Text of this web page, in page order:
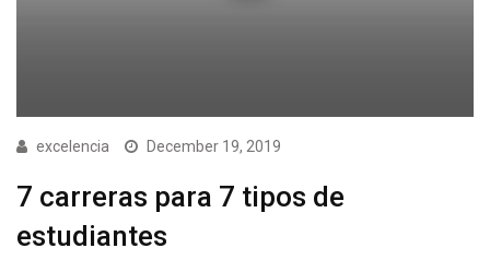
excelencia December 19, 2019
7 carreras para 7 tipos de
estudiantes